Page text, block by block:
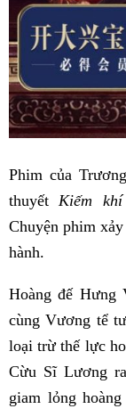
Phim của
thuyếtKiếm khí
Chuyện phim
hành.
Hoàng đế Hưng
cùng Vương tể
loại trừ thế lực
Cừu Sĩ Lương
giam lỏng